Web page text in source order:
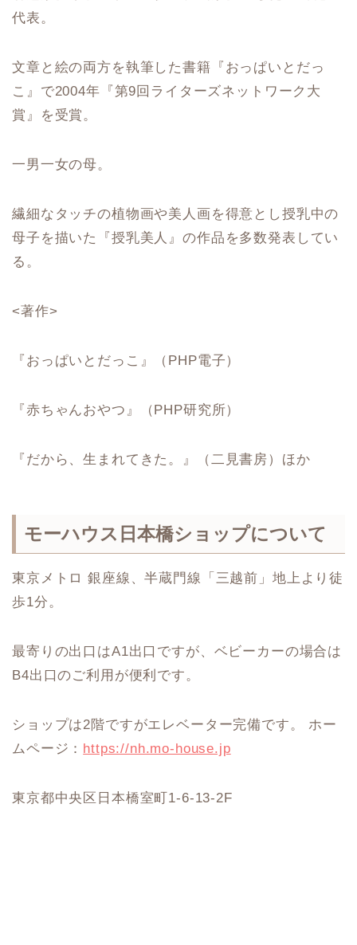
代表。
文章と絵の両方を執筆した書籍『おっぱいとだっ
こ』で2004年『第9回ライターズネットワーク大
賞』を受賞。
一男一女の母。
繊細なタッチの植物画や美人画を得意とし授乳中の
母子を描いた『授乳美人』の作品を多数発表してい
る。
<著作>
『おっぱいとだっこ』（PHP電子）
『赤ちゃんおやつ』（PHP研究所）
『だから、生まれてきた。』（二見書房）ほか
モーハウス日本橋ショップについて
東京メトロ 銀座線、半蔵門線「三越前」地上より徒
歩1分。
最寄りの出口はA1出口ですが、ベビーカーの場合は
B4出口のご利用が便利です。
ショップは2階ですがエレベーター完備です。 ホー
ムページ： https://nh.mo-house.jp
東京都中央区日本橋室町1-6-13-2F